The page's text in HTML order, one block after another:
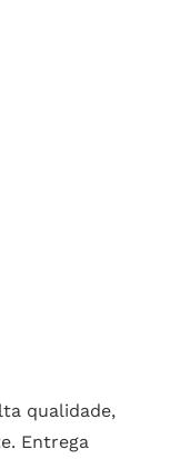
qualidade,
Entrega